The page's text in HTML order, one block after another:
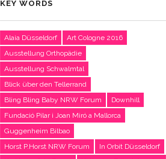
KEY WORDS
Alaia Düsseldorf
Art Cologne 2016
Ausstellung Orthopädie
Ausstellung Schwalmtal
Blick über den Tellerrand
Bling Bling Baby NRW Forum
Downhill
Fundació Pilar i Joan Miró a Mallorca
Guggenheim Bilbao
Horst P.Horst NRW Forum
In Orbit Düsseldorf